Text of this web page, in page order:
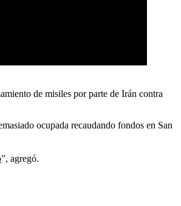
de misiles por parte de Irán contra
ocupada recaudando fondos en San
”, agregó.